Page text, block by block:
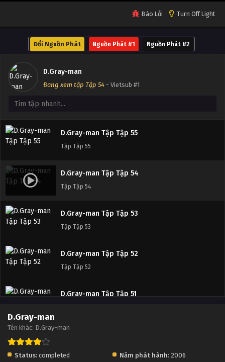
Báo Lỗi Turn Off Light
Đổi Nguồn Phát Nguồn Phát #1 Nguồn Phát #2
D.Gray-man
Đang xem tập Tập 54 - Vietsub #1
D.Gray-man Tập Tập 58
D.Gray-man Tập Tập 57
Tập Tập 56
D.Gray-man Tập Tập 55
Tập Tập 55
D.Gray-man Tập Tập 54
Tập Tập 54
D.Gray-man Tập Tập 53
Tập Tập 53
D.Gray-man Tập Tập 52
Tập Tập 52
D.Gray-man Tập Tập 51
D.Gray-man
Tên khác: D.Gray-man
Status: completed Năm phát hành: 2006